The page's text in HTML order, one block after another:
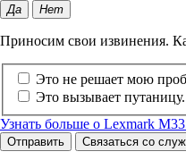
Да Нет
Приносим свои извинения.
Это не решает мою
Это вызывает путаницу.
Узнать больше о Lexmark
Отправить Связаться со